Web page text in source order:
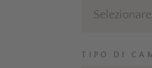
Selezionare
TIPO DI